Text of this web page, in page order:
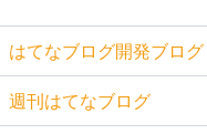
はてなブログ開発ブログ
週刊はてなブログ